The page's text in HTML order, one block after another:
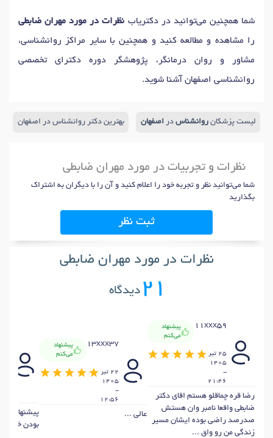
شما همچنین می‌توانید در دکتریاب نظرات در مورد مهران ضابطی
را مشاهده و مطالعه کنید و همچنین با سایر مراکز روانشناسی،
مشاور و روان درمانگر، پژوهشگر دوره دکترای تخصصی
روانشناسی اصفهان آشنا شوید.
لیست پزشکانروانشناس در اصفهان بهترین دکتر روانشناس در اصفهان
نظرات و تجربیات در مورد مهران ضابطی
شما می‌توانید نظر و تجربه خود را اعلام کنید و آن را با دیگران به اشتراک
بگذارید
ثبت نظر
نظرات در مورد مهران ضابطی
21دیدگاه
11xxx59
پیشنهاد
می‌کنم
25 تير
1405
-
21:46
رضا قره چماقلو هستم اقای دکتر
ضابطی واقعا نامبر وان هستش
صدرصد راضی بوده ایشان مسیر
زندگی من رو واق ...
13xxx37
پیشنهاد
می‌کنم
22 تير
1405
-
12:56
عالی ...
پیشنهاد
بودن خوش